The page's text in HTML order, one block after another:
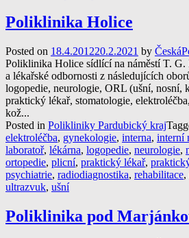
Poliklinika Holice
Posted on 18.4.201220.2.2021 by
Poliklinika Holice sídlící na náměstí T. G.
a lékařské odbornosti z následujících
logopedie, neurologie, ORL (ušní, nosní,
praktický lékař, stomatologie,
kož...
Posted in Polikliniky Pardubický kraj
elektroléčba, gynekologie, interna, interní
laboratoř, lékárna, logopedie, neurologie,
ortopedie, plicní, praktický lékař,
psychiatrie, radiodiagnostika, rehabilitace,
ultrazvuk, ušní
Poliklinika pod